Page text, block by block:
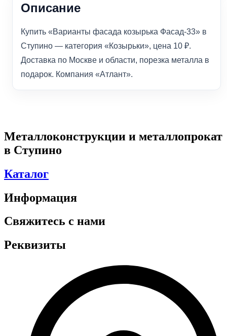
Описание
Купить «Варианты фасада козырька Фасад-33» в
Ступино — категория «Козырьки», цена 10 ₽.
Доставка по Москве и области, порезка металла в
подарок. Компания «Атлант».
Металлоконструкции и металлопрокат
в Ступино
Каталог
Информация
Свяжитесь с нами
Реквизиты